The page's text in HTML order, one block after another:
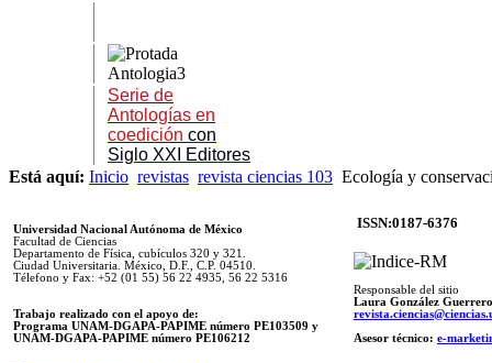
Serie de
Antologías en
coedición con
Siglo XXI Editores
Está aquí: Inicio revistas revista ciencias 103 Ecología y
Universidad Nacional Autónoma de México
Facultad de Ciencias
Departamento de Física, cubículos 320 y 321.
Ciudad Universitaria. México, D.F., C.P. 04510.
Télefono y Fax: +52 (01 55) 56 22 4935, 56 22 5316
Trabajo realizado con el apoyo de:
Programa UNAM-DGAPA-PAPIME número PE103509 y
UNAM-DGAPA-PAPIME número PE106212
ISSN:0187-6376
Responsable del sitio
Laura González Guerrero
Asesor técnico: e-